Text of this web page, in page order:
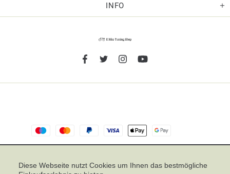
INFO
Diese Webseite nutzt Cookies um Ihnen das bestmögliche